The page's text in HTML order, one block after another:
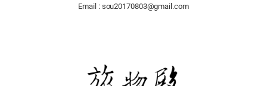
Email : sou20170803@gmail.com